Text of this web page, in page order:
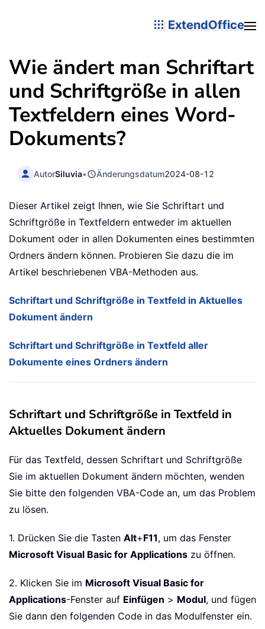
ExtendOffice
Wie ändert man Schriftart
und Schriftgröße in allen
Textfeldern eines Word-
Dokuments?
AutorSiluvia• Änderungsdatum2024-08-12
Dieser Artikel zeigt Ihnen, wie Sie Schriftart und
Schriftgröße in Textfeldern entweder im aktuellen
Dokument oder in allen Dokumenten eines bestimmten
Ordners ändern können. Probieren Sie dazu die im
Artikel beschriebenen VBA-Methoden aus.
Schriftart und Schriftgröße in Textfeld in Aktuelles
Dokument ändern
Schriftart und Schriftgröße in Textfeld aller
Dokumente eines Ordners ändern
Schriftart und Schriftgröße in Textfeld in
Aktuelles Dokument ändern
Für das Textfeld, dessen Schriftart und Schriftgröße
Sie im aktuellen Dokument ändern möchten, wenden
Sie bitte den folgenden VBA-Code an, um das Problem
zu lösen.
1. Drücken Sie die Tasten Alt+F11, um das Fenster
Microsoft Visual Basic for Applications zu öffnen.
2. Klicken Sie im Microsoft Visual Basic for
Applications-Fenster auf Einfügen > Modul, und fügen
Sie dann den folgenden Code in das Modulfenster ein.